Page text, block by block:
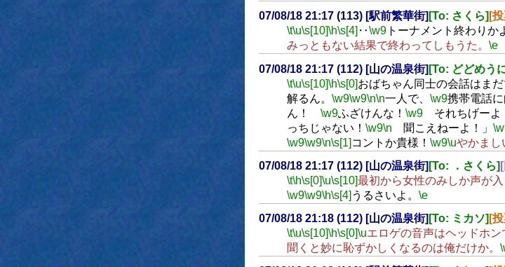
07/08/18 21:17 (113) [駅前繁華街] [To: さくら] [
\t\u\s[10]\h\s[4] ‥\w9トーナメント終わりか
みっともない結果で終わってしもうた。 \e
07/08/18 21:17 (112) [山の温泉街] [To: どどめう
\t\u\s[10]\h\s[0]おばちゃん同士の会話はまだ
解るん。 \w9\w9\n\n一人で、 \w9携帯電話に
ん！ \w9ふざけんな！ \w9それちげーよ
っちじゃない！ \w9\n 聞こえねーよ！」
\w9\w9\n\s[1] コントか貴様！ \w9\uやかまし
07/08/18 21:17 (112) [山の温泉街] [To: ．さくら]
\t\h\s[0]\u\s[10]最初から女性のみしか声が
\w9\w9\h\s[4] うるさいよ。 \e
07/08/18 21:18 (112) [山の温泉街] [To: ミカソ] [
\t\u\s[10]\h\s[0]\uエロゲの音声はヘッドホ
聞くと妙に恥ずかしくなるのは俺だけか。